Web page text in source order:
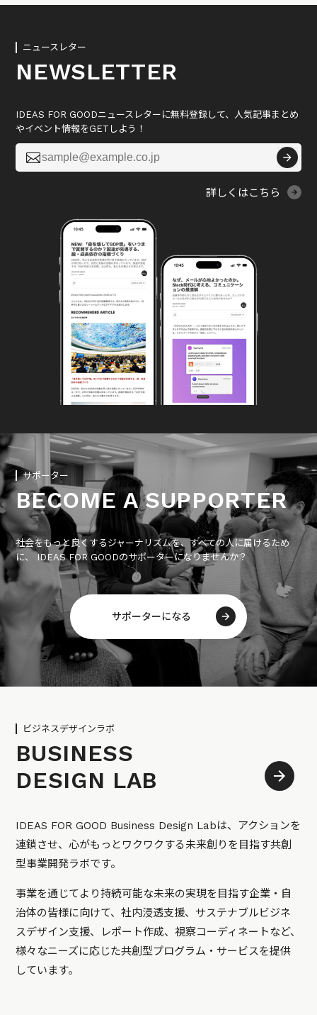
ニュースレター
NEWSLETTER
IDEAS FOR GOODニュースレターに無料登録して、人気記事まとめ
やイベント情報をGETしよう！

詳しくはこちら
サポーター
BECOME A SUPPORTER
社会をもっと良くするジャーナリズムを、すべての人に届けるため
に、 IDEAS FOR GOODのサポーターになりませんか？
サポーターになる
ビジネスデザインラボ
BUSINESS
DESIGN LAB
IDEAS FOR GOOD Business Design Labは、アクションを
連鎖させ、心がもっとワクワクする未来創りを目指す共創
型事業開発ラボです。
事業を通じてより持続可能な未来の実現を目指す企業・自
治体の皆様に向けて、社内浸透支援、サステナブルビジネ
スデザイン支援、レポート作成、視察コーディネートなど、
様々なニーズに応じた共創型プログラム・サービスを提供
しています。